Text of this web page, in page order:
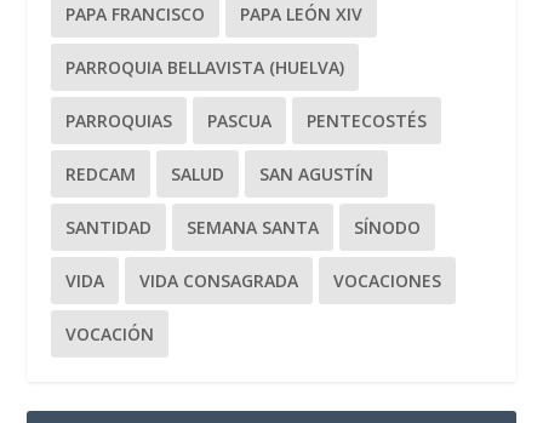
PAPA FRANCISCO PAPA LEÓN XIV
PARROQUIA BELLAVISTA (HUELVA)
PARROQUIAS PASCUA PENTECOSTÉS
REDCAM SALUD SAN AGUSTÍN
SANTIDAD SEMANA SANTA SÍNODO
VIDA VIDA CONSAGRADA VOCACIONES
VOCACIÓN